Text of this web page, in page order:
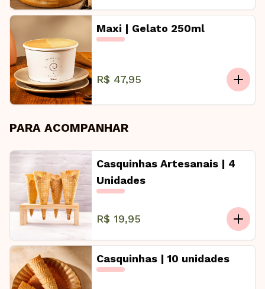
Maxi | Gelato 250ml
R$ 47,95
PARA ACOMPANHAR
Casquinhas Artesanais | 4
Unidades
R$ 19,95
Casquinhas | 10 unidades